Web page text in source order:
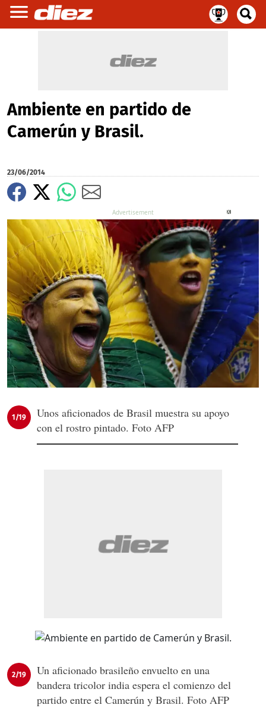
Ambiente en partido de
Camerún y Brasil.
23/06/2014
1/19
Unos aficionados de Brasil muestra su apoyo
con el rostro pintado. Foto AFP
2/19
Un aficionado brasileño envuelto en una
bandera tricolor india espera el comienzo del
partido entre el Camerún y Brasil. Foto AFP
X